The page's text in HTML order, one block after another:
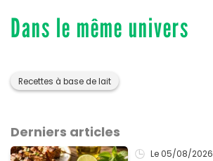
Dans le même univers
Recettes à base de lait
Derniers articles
Le 05/08/2026